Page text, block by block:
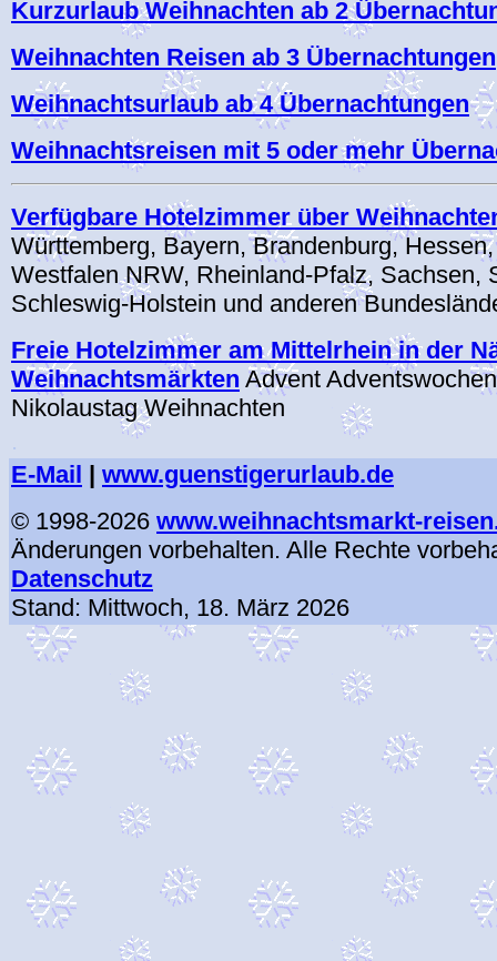
Kurzurlaub Weihnachten ab 2
Weihnachten Reisen ab 3 Übernachtungen
Weihnachtsurlaub ab 4 Übernachtungen
Weihnachtsreisen mit 5 oder mehr
Verfügbare Hotelzimmer über
Württemberg, Bayern, Brandenburg,
Westfalen NRW, Rheinland-Pfalz, Sachsen,
Schleswig-Holstein und anderen
Freie Hotelzimmer am Mittelrhein in der
Weihnachtsmärkten Advent
Nikolaustag Weihnachten
.
E-Mail | www.guenstigerurlaub.de
© 1998-2026 www.weihnachtsmarkt-
Änderungen vorbehalten. Alle Rechte
Datenschutz
Stand: Mittwoch, 18. März 2026